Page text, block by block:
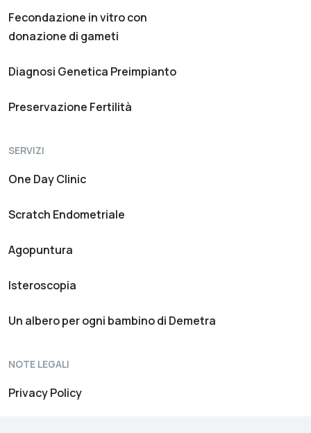
Fecondazione in vitro con
donazione di gameti
Diagnosi Genetica Preimpianto
Preservazione Fertilità
SERVIZI
One Day Clinic
Scratch Endometriale
Agopuntura
Isteroscopia
Un albero per ogni bambino di Demetra
NOTE LEGALI
Privacy Policy